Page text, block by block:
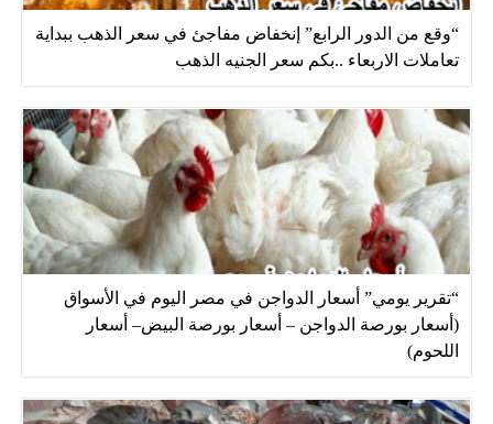
“وقع من الدور الرابع” إنخفاض مفاجئ في سعر الذهب ببداية
تعاملات الاربعاء ..بكم سعر الجنيه الذهب
“تقرير يومي” أسعار الدواجن في مصر اليوم في الأسواق
(أسعار بورصة الدواجن – أسعار بورصة البيض– أسعار
اللحوم)